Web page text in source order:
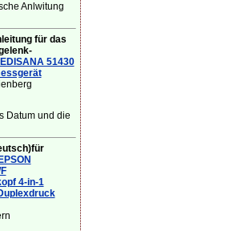
Anlwitung
für das
51430
Datum und die
EPSON
4-in-1